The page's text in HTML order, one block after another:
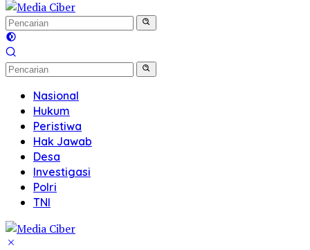
Nasional
Hukum
Peristiwa
Hak Jawab
Desa
Investigasi
Polri
TNI